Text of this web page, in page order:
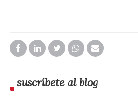
suscríbete al blog